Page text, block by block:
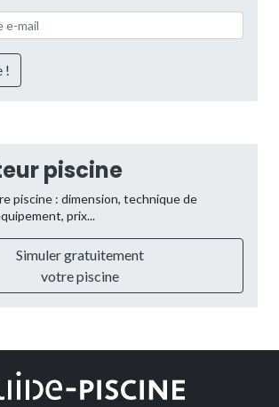
piscine
piscine : dimension, technique de
prix...
Simuler gratuitement
votre piscine